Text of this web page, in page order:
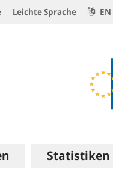
Leichte Sprache EN
Statistiken